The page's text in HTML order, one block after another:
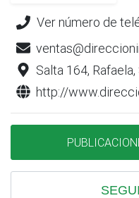
Ver número de
Salta 164,
http://